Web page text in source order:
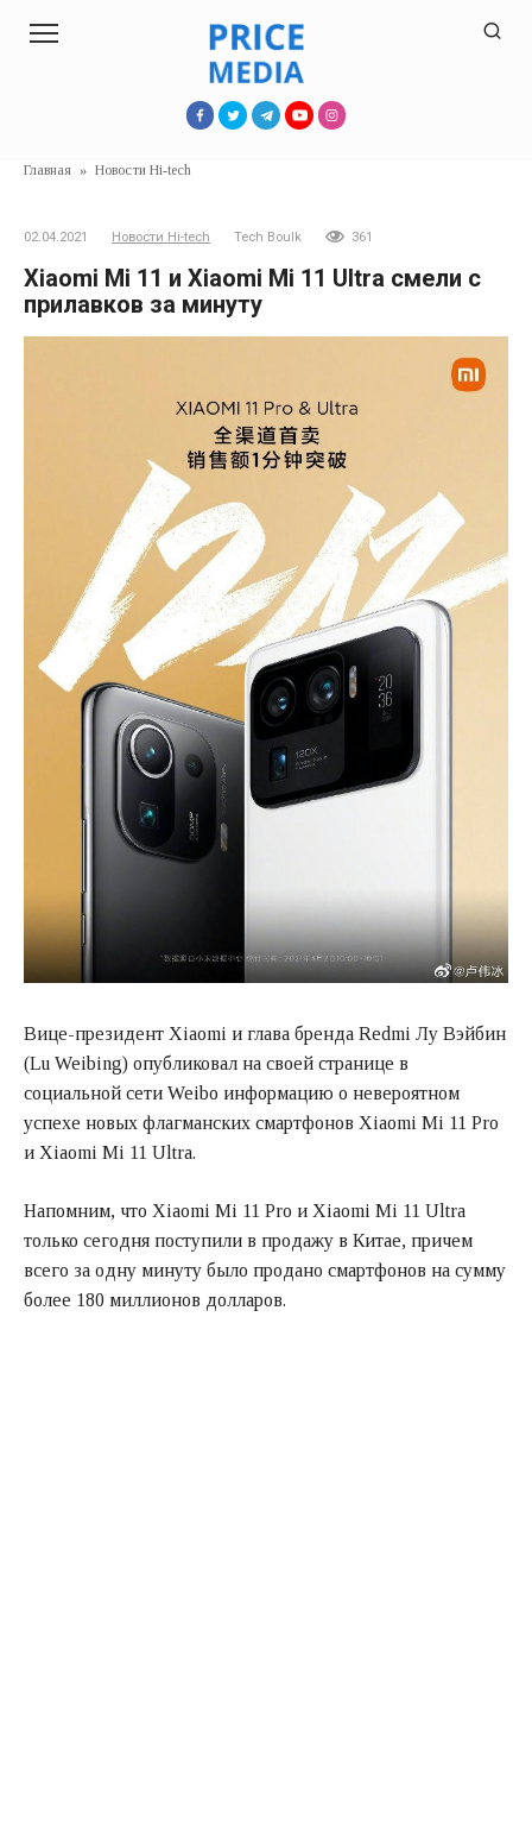
Главная » Новости Hi-tech
02.04.2021 Новости Hi-tech Tech Boulk 361
Xiaomi Mi 11 и Xiaomi Mi 11 Ultra смели с
прилавков за минуту
Вице-президент Xiaomi и глава бренда Redmi Лу Вэйбин
(Lu Weibing) опубликовал на своей странице в
социальной сети Weibo информацию о невероятном
успехе новых флагманских смартфонов Xiaomi Mi 11 Pro
и Xiaomi Mi 11 Ultra.
Напомним, что Xiaomi Mi 11 Pro и Xiaomi Mi 11 Ultra
только сегодня поступили в продажу в Китае, причем
всего за одну минуту было продано смартфонов на сумму
более 180 миллионов долларов.